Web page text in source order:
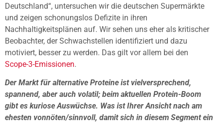
Deutschland“, untersuchen wir die deutschen Supermärkte
und zeigen schonungslos Defizite in ihren
Nachhaltigkeitsplänen auf. Wir sehen uns eher als kritischer
Beobachter, der Schwachstellen identifiziert und dazu
motiviert, besser zu werden. Das gilt vor allem bei den
Scope-3-Emissionen.
Der Markt für alternative Proteine ist vielversprechend,
spannend, aber auch volatil; beim aktuellen Protein-Boom
gibt es kuriose Auswüchse. Was ist Ihrer Ansicht nach am
ehesten vonnöten/sinnvoll, damit sich in diesem Segment ein